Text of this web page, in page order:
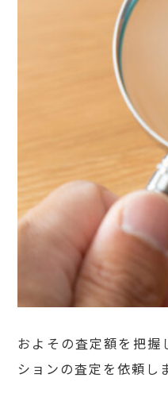
およその査定額を把握
ションの査定を依頼し